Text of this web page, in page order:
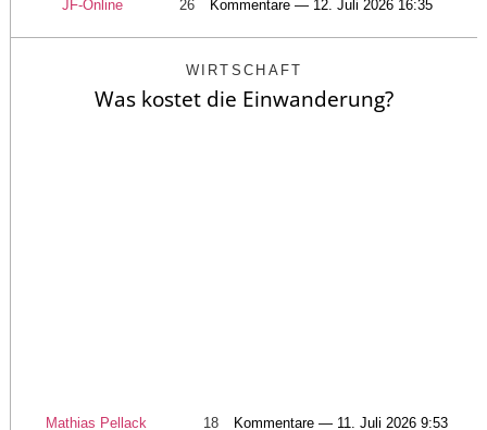
JF-Online 26 Kommentare — 12. Juli 2026 16:35
WIRTSCHAFT
Was kostet die Einwanderung?
Mathias Pellack 18 Kommentare — 11. Juli 2026 9:53